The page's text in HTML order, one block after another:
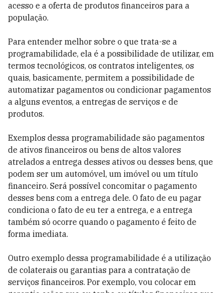
acesso e a oferta de produtos financeiros para a
população.
Para entender melhor sobre o que trata-se a
programabilidade, ela é a possibilidade de utilizar, em
termos tecnológicos, os contratos inteligentes, os
quais, basicamente, permitem a possibilidade de
automatizar pagamentos ou condicionar pagamentos
a alguns eventos, a entregas de serviços e de
produtos.
Exemplos dessa programabilidade são pagamentos
de ativos financeiros ou bens de altos valores
atrelados a entrega desses ativos ou desses bens, que
podem ser um automóvel, um imóvel ou um título
financeiro. Será possível concomitar o pagamento
desses bens com a entrega dele. O fato de eu pagar
condiciona o fato de eu ter a entrega, e a entrega
também só ocorre quando o pagamento é feito de
forma imediata.
Outro exemplo dessa programabilidade é a utilização
de colaterais ou garantias para a contratação de
serviços financeiros. Por exemplo, vou colocar em